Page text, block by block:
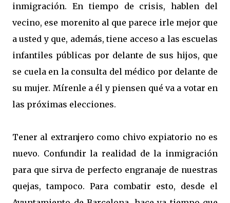
inmigración. En tiempo de crisis, hablen del
vecino, ese morenito al que parece irle mejor que
a usted y que, además, tiene acceso a las escuelas
infantiles públicas por delante de sus hijos, que
se cuela en la consulta del médico por delante de
su mujer. Mírenle a él y piensen qué va a votar en
las próximas elecciones.
Tener al extranjero como chivo expiatorio no es
nuevo. Confundir la realidad de la inmigración
para que sirva de perfecto engranaje de nuestras
quejas, tampoco. Para combatir esto, desde el